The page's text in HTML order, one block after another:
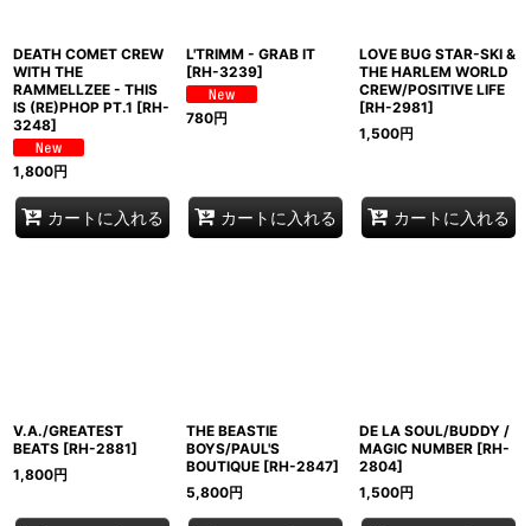
DEATH COMET CREW
WITH THE
RAMMELLZEE - THIS
IS (RE)PHOP PT.1 [RH-
3248]
1,800円
カートに入れる
L'TRIMM - GRAB IT
[RH-3239]
780円
カートに入れる
LOVE BUG STAR-SKI &
THE HARLEM WORLD
CREW/POSITIVE LIFE
[RH-2981]
1,500円
カートに入れる
V.A./GREATEST
BEATS [RH-2881]
1,800円
THE BEASTIE
BOYS/PAUL'S
BOUTIQUE [RH-2847]
5,800円
DE LA SOUL/BUDDY /
MAGIC NUMBER [RH-
2804]
1,500円